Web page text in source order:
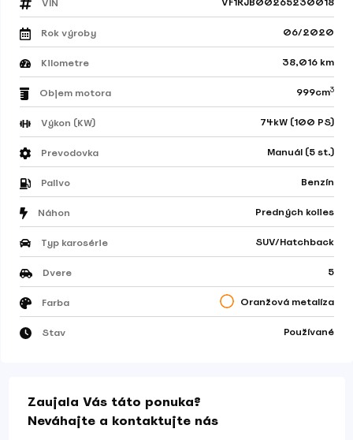
VIN
Rok výroby 06/2020
Kilometre 38,016 km
Objem motora 999cm3
Výkon (KW) 74kW (100 PS)
Prevodovka Manuál (5 st.)
Palivo Benzín
Náhon Predných kolies
Typ karosérie SUV/Hatchback
Dvere 5
Farba Oranžová metalíza
Stav Používané
Zaujala Vás táto ponuka?
Neváhajte a kontaktujte nás